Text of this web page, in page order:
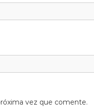
vez que comente.